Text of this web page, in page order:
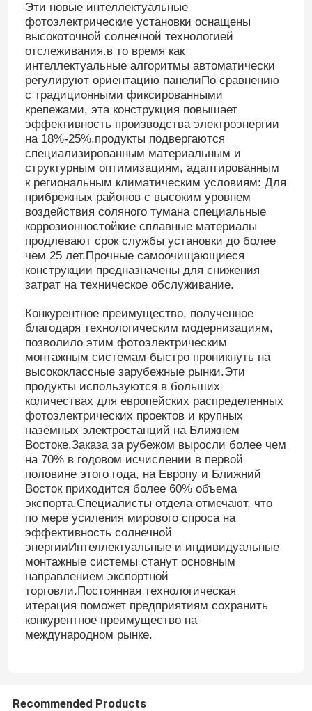
Эти новые интеллектуальные
фотоэлектрические установки оснащены
высокоточной солнечной технологией
отслеживания.в то время как
интеллектуальные алгоритмы автоматически
регулируют ориентацию панелиПо сравнению
с традиционными фиксированными
крепежами, эта конструкция повышает
эффективность производства электроэнергии
на 18%-25%.продукты подвергаются
специализированным материальным и
структурным оптимизациям, адаптированным
к региональным климатическим условиям: Для
прибрежных районов с высоким уровнем
воздействия соляного тумана специальные
коррозионностойкие сплавные материалы
продлевают срок службы установки до более
чем 25 лет.Прочные самоочищающиеся
конструкции предназначены для снижения
затрат на техническое обслуживание.
Конкурентное преимущество, полученное
благодаря технологическим модернизациям,
позволило этим фотоэлектрическим
монтажным системам быстро проникнуть на
высококлассные зарубежные рынки.Эти
продукты используются в больших
количествах для европейских распределенных
фотоэлектрических проектов и крупных
наземных электростанций на Ближнем
Востоке.Заказа за рубежом выросли более чем
на 70% в годовом исчислении в первой
половине этого года, на Европу и Ближний
Восток приходится более 60% объема
экспорта.Специалисты отдела отмечают, что
по мере усиления мирового спроса на
эффективность солнечной
энергииИнтеллектуальные и индивидуальные
монтажные системы станут основным
направлением экспортной
торговли.Постоянная технологическая
итерация поможет предприятиям сохранить
конкурентное преимущество на
международном рынке.
Recommended Products